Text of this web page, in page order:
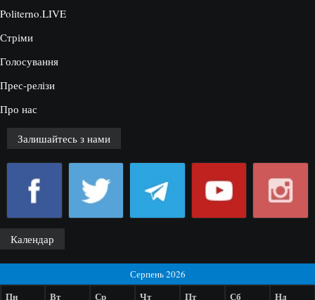
Politerno.LIVE
Стріми
Голосування
Прес-релізи
Про нас
Залишайтесь з нами
Календар
Серпень 2026
Пн Вт Ср Чт Пт Сб Нд